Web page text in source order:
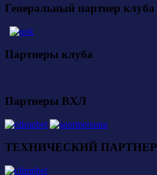
Генеральный партнер клуба
Партнеры клуба
Партнеры ВХЛ
ТЕХНИЧЕСКИЙ ПАРТНЕР